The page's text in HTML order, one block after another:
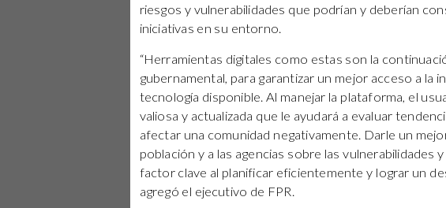
riesgos y vulnerabilidades que podrían y deberían
iniciativas en su entorno.
“Herramientas digitales como estas son la
gubernamental, para garantizar un mejor acceso a la
tecnología disponible. Al manejar la plataforma, el
valiosa y actualizada que le ayudará a evaluar
afectar una comunidad negativamente. Darle un
población y a las agencias sobre las vulnerabilidades
factor clave al planificar eficientemente y lograr un
agregó el ejecutivo de FPR.